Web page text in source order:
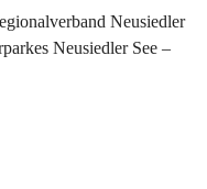
Neusiedler
Neusiedler See –